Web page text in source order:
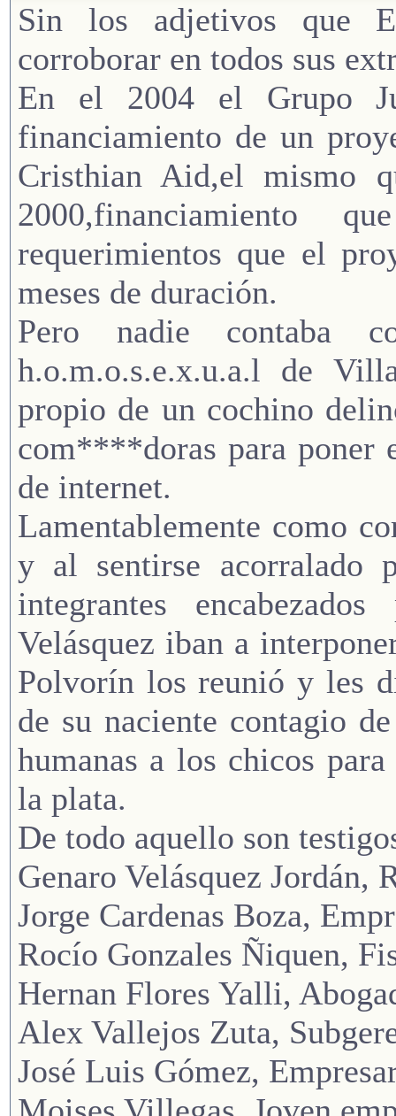
Sin los adjetivos que
corroborar en todos sus
En el 2004 el Grupo
financiamiento de un
Cristhian Aid,el mismo
2000,financiamiento
requerimientos que el
meses de duración.
Pero nadie contaba
h.o.m.o.s.e.x.u.a.l de
propio de un cochino
com****doras para poner
de internet.
Lamentablemente como
y al sentirse acorralado
integrantes
Velásquez iban a
Polvorín los reunió y les
de su naciente contagio
humanas a los chicos
la plata.
De todo aquello son
Genaro Velásquez Jordán,
Jorge Cardenas Boza,
Rocío Gonzales Ñiquen,
Hernan Flores Yalli,
Alex Vallejos Zuta,
José Luis Gómez,